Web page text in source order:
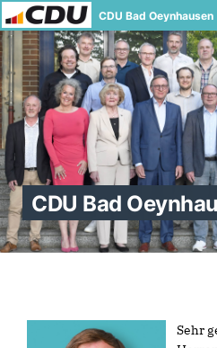
CDU Bad Oeynhausen
CDU Bad
Sehr